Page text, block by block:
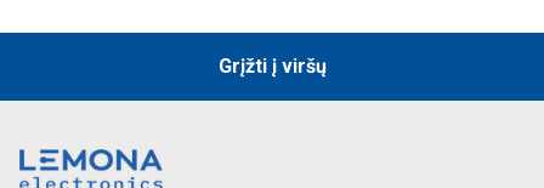
Grįžti į viršų